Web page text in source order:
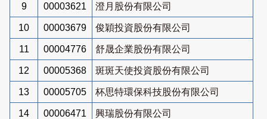
9 00003621 澄月股份有限公司
10 00003679 俊穎投資股份有限公司
11 00004776 舒晟企業股份有限公司
12 00005368 斑斑天使投資股份有限公司
13 00005705 杯思特環保科技股份有限公司
14 00006471 興瑞股份有限公司